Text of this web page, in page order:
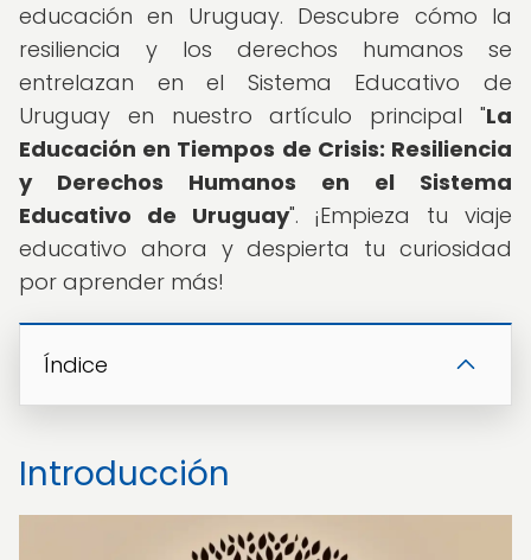
educación en Uruguay. Descubre cómo la
resiliencia y los derechos humanos se
entrelazan en el Sistema Educativo de
Uruguay en nuestro artículo principal "La
Educación en Tiempos de Crisis: Resiliencia
y Derechos Humanos en el Sistema
Educativo de Uruguay". ¡Empieza tu viaje
educativo ahora y despierta tu curiosidad
por aprender más!
Índice
Introducción